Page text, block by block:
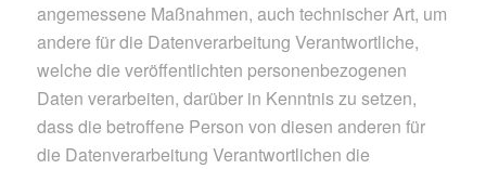
angemessene Maßnahmen, auch technischer Art, um
andere für die Datenverarbeitung Verantwortliche,
welche die veröffentlichten personenbezogenen
Daten verarbeiten, darüber in Kenntnis zu setzen,
dass die betroffene Person von diesen anderen für
die Datenverarbeitung Verantwortlichen die